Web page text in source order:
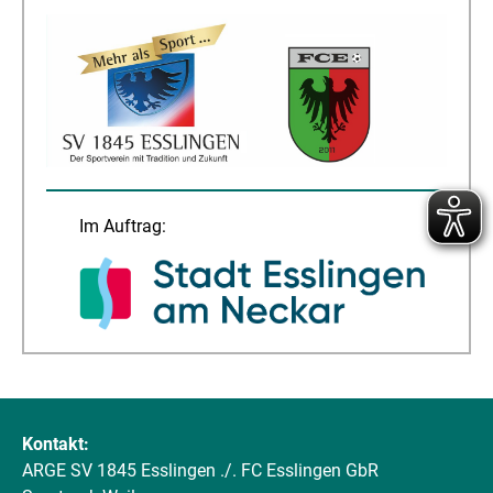
Im Auftrag:
Kontakt:
ARGE SV 1845 Esslingen ./. FC Esslingen GbR